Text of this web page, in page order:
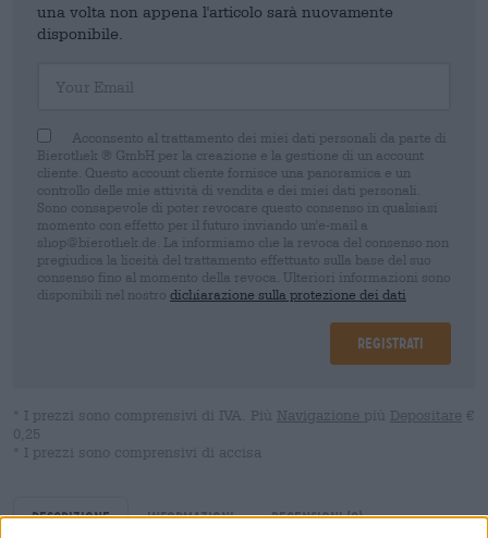
una volta non appena l'articolo sarà nuovamente
disponibile.
Acconsento al trattamento dei miei dati personali da parte di
Bierothek ® GmbH per la creazione e la gestione di un account
cliente. Questo account cliente fornisce una panoramica e un
controllo delle mie attività di vendita e dei miei dati personali.
Sono consapevole di poter revocare questo consenso in qualsiasi
momento con effetto per il futuro inviando un'e-mail a
shop@bierothek.de. La informiamo che la revoca del consenso non
pregiudica la liceità del trattamento effettuato sulla base del suo
consenso fino al momento della revoca. Ulteriori informazioni sono
disponibili nel nostro dichiarazione sulla protezione dei dati
Registrati
* I prezzi sono comprensivi di IVA. Più Navigazione più Depositare €
0,25
* I prezzi sono comprensivi di accisa
Descrizione Informazioni Recensioni(0)